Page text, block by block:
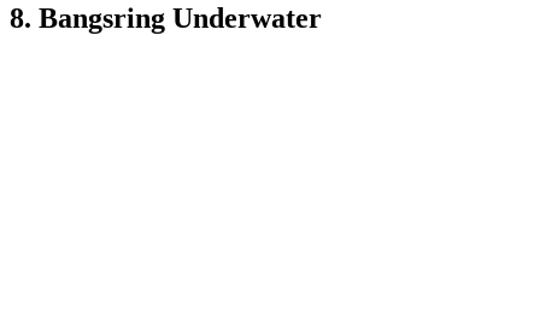
8. Bangsring Underwater